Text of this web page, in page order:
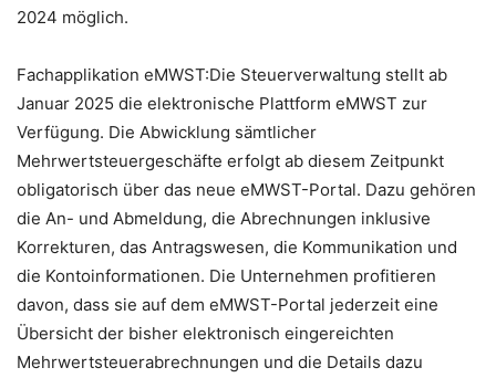
2024 möglich.
Fachapplikation eMWST:Die Steuerverwaltung stellt ab
Januar 2025 die elektronische Plattform eMWST zur
Verfügung. Die Abwicklung sämtlicher
Mehrwertsteuergeschäfte erfolgt ab diesem Zeitpunkt
obligatorisch über das neue eMWST-Portal. Dazu gehören
die An- und Abmeldung, die Abrechnungen inklusive
Korrekturen, das Antragswesen, die Kommunikation und
die Kontoinformationen. Die Unternehmen profitieren
davon, dass sie auf dem eMWST-Portal jederzeit eine
Übersicht der bisher elektronisch eingereichten
Mehrwertsteuerabrechnungen und die Details dazu